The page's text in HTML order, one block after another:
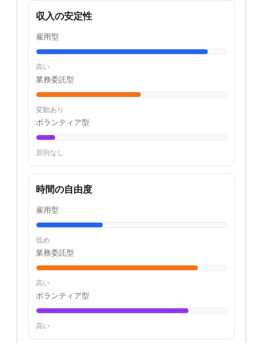
収入の安定性
雇用型
高い
業務委託型
変動あり
ボランティア型
原則なし
時間の自由度
雇用型
低め
業務委託型
高い
ボランティア型
高い